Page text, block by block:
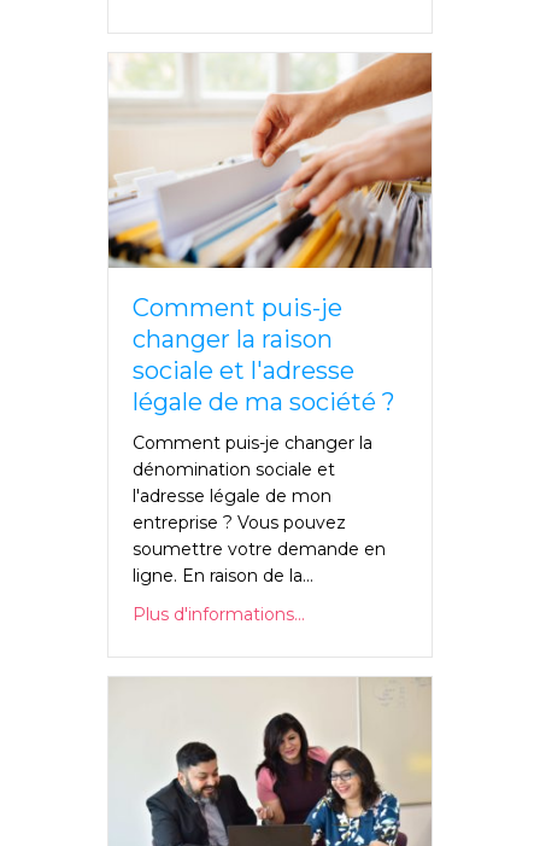
Comment puis-je
changer la raison
sociale et l'adresse
légale de ma société ?
Comment puis-je changer la
dénomination sociale et
l'adresse légale de mon
entreprise ? Vous pouvez
soumettre votre demande en
ligne. En raison de la...
Plus d'informations...